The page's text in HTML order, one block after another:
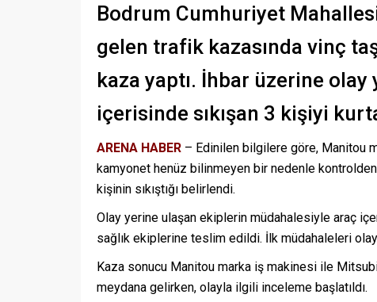
Bodrum Cumhuriyet
gelen trafik kazasında vinç
kaza yaptı. İhbar üzerine
içerisinde sıkışan 3 kişiyi
ARENA HABER – Edinilen bilgilere göre, Manitou
kamyonet henüz bilinmeyen bir nedenle kontrolden
kişinin sıkıştığı belirlendi.
Olay yerine ulaşan ekiplerin müdahalesiyle araç
sağlık ekiplerine teslim edildi. İlk müdahaleleri olay
Kaza sonucu Manitou marka iş makinesi ile
meydana gelirken, olayla ilgili inceleme başlatıldı.